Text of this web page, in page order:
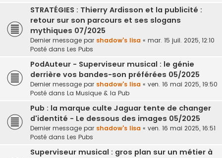
STRATÉGIES : Thierry Ardisson et la publicité :
retour sur son parcours et ses slogans
mythiques 07/2025
Dernier message par shadow's lisa « mar. 15 juil. 2025, 12:10
Posté dans Les Pubs
PodAuteur - Superviseur musical : le génie
derrière vos bandes-son préférées 05/2025
Dernier message par shadow's lisa « ven. 16 mai 2025, 19:50
Posté dans La Musique & la Pub
Pub : la marque culte Jaguar tente de changer
d'identité - Le dessous des images 05/2025
Dernier message par shadow's lisa « ven. 16 mai 2025, 16:51
Posté dans Les Pubs
Superviseur musical : gros plan sur un métier à